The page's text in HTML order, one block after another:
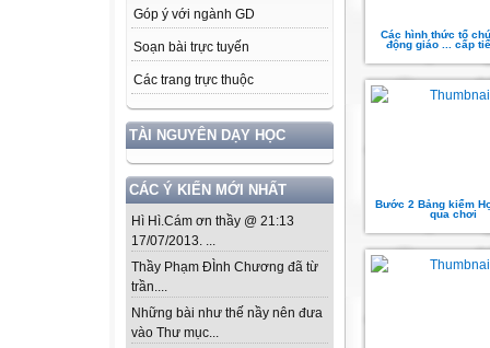
Góp ý với ngành GD
Soạn bài trực tuyến
Các trang trực thuộc
TÀI NGUYÊN DẠY HỌC
CÁC Ý KIẾN MỚI NHẤT
Hì Hì.Cám ơn thầy @ 21:13
17/07/2013. ...
Thầy Phạm ĐÌnh Chương đã từ
trần....
Những bài như thế nầy nên đưa
vào Thư mục...
Các hình thức tổ
động giáo ... cấp
Bước 2 Bảng kiểm
qua chơi